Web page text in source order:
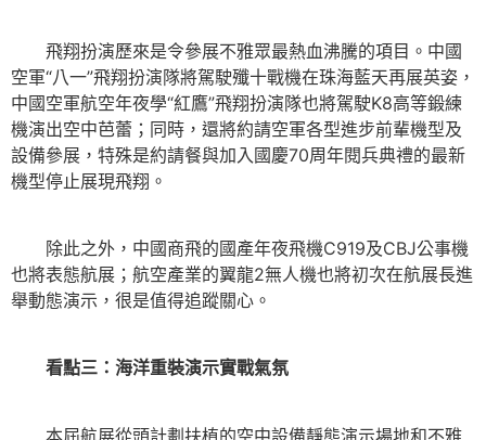
飛翔扮演歷來是令參展不雅眾最熱血沸騰的項目。中國
空軍“八一”飛翔扮演隊將駕駛殲十戰機在珠海藍天再展英姿，
中國空軍航空年夜學“紅鷹”飛翔扮演隊也將駕駛K8高等鍛練
機演出空中芭蕾；同時，還將約請空軍各型進步前輩機型及
設備參展，特殊是約請餐與加入國慶70周年閱兵典禮的最新
機型停止展現飛翔。
除此之外，中國商飛的國產年夜飛機C919及CBJ公事機
也將表態航展；航空產業的翼龍2無人機也將初次在航展長進
舉動態演示，很是值得追蹤關心。
看點三：海洋重裝演示實戰氣氛
本屆航展從頭計劃扶植的空中設備靜態演示場地和不雅